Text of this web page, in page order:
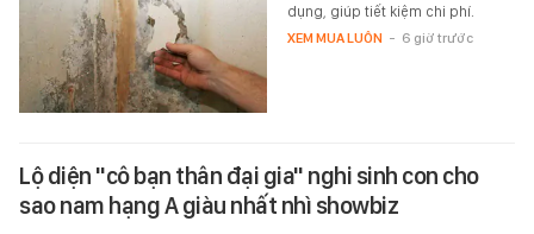
dụng, giúp tiết kiệm chi phí.
XEM MUA LUÔN - 6 giờ trước
Lộ diện "cô bạn thân đại gia" nghi sinh con cho
sao nam hạng A giàu nhất nhì showbiz